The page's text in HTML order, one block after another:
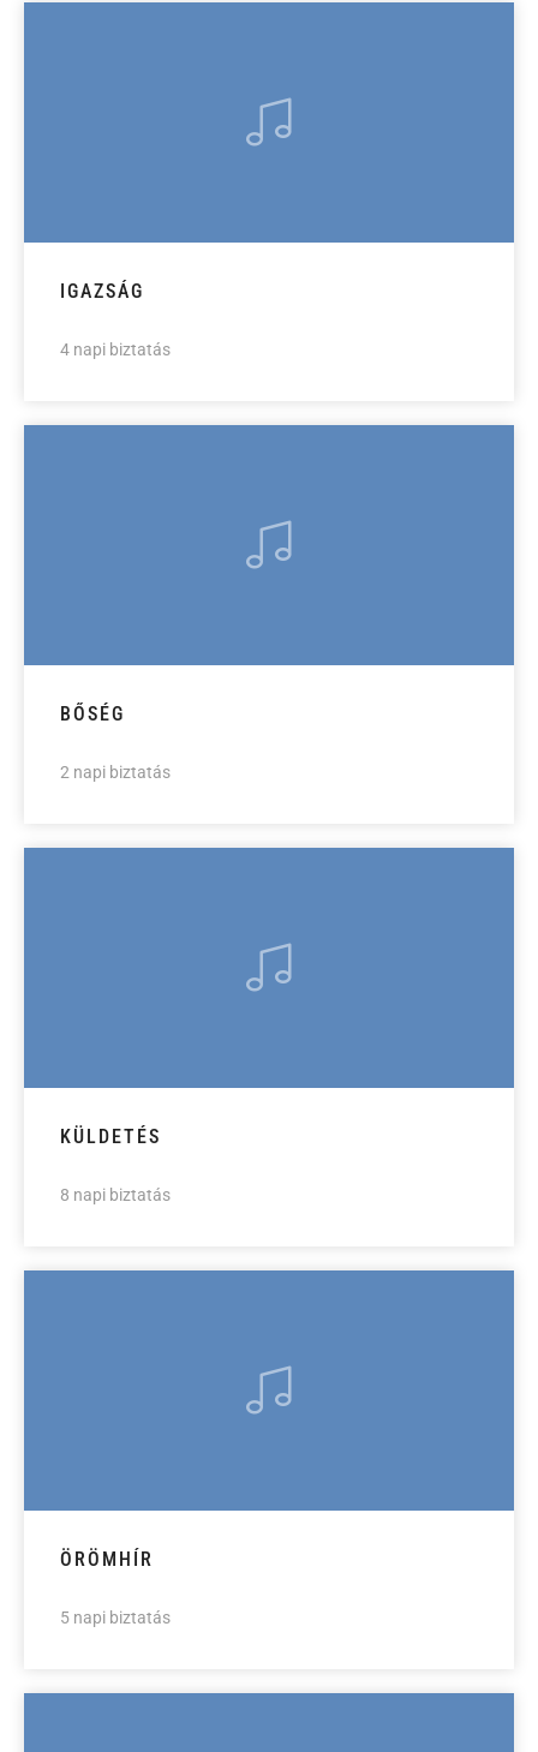
IGAZSÁG
4 napi biztatás
BŐSÉG
2 napi biztatás
KÜLDETÉS
8 napi biztatás
ÖRÖMHÍR
5 napi biztatás